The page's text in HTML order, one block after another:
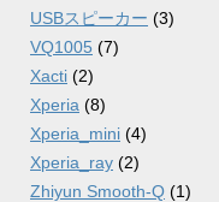
USBスピーカー (3)
VQ1005 (7)
Xacti (2)
Xperia (8)
Xperia_mini (4)
Xperia_ray (2)
Zhiyun Smooth-Q (1)